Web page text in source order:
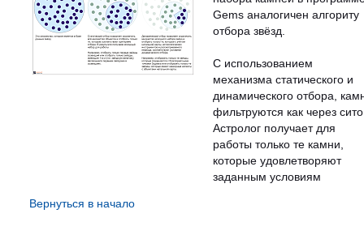
Gems аналогичен алгориту
отбора звёзд.
С использованием
механизма статического и
динамического отбора,
фильтруются как через
Астролог получает для
работы только те камни,
которые удовлетворяют
заданным условиям
Вернуться в начало